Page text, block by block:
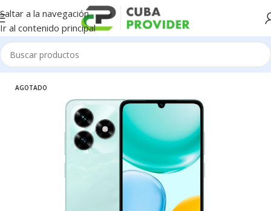
Saltar a la navegación
Ir al contenido principal
Inicio/Celulares/Honor
AGOTADO